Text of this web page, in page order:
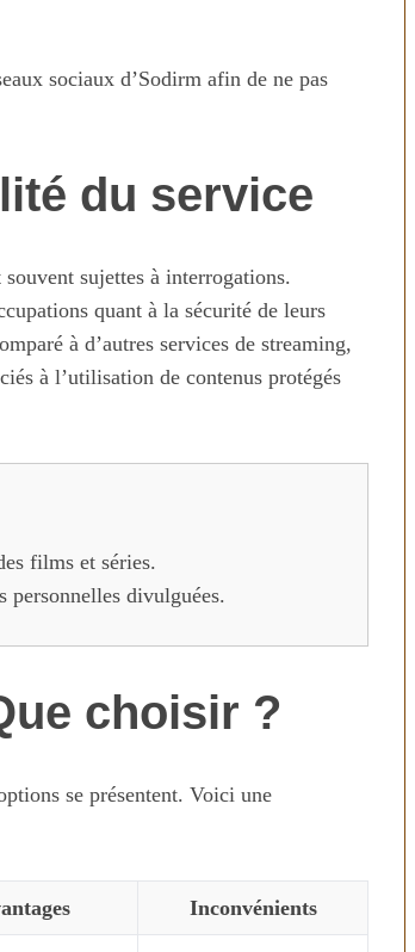
sociaux d’Sodirm afin de ne pas
du service
sujettes à interrogations.
quant à la sécurité de leurs
à d’autres services de streaming,
à l’utilisation de contenus protégés
films et séries.
personnelles divulguées.
choisir ?
se présentent. Voici une
Inconvénients
Transporter ses repas et ses
courses quand il fait chaud